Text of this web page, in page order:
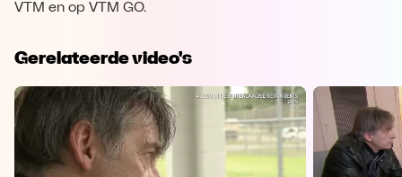
VTM en op VTM GO.
Gerelateerde video's